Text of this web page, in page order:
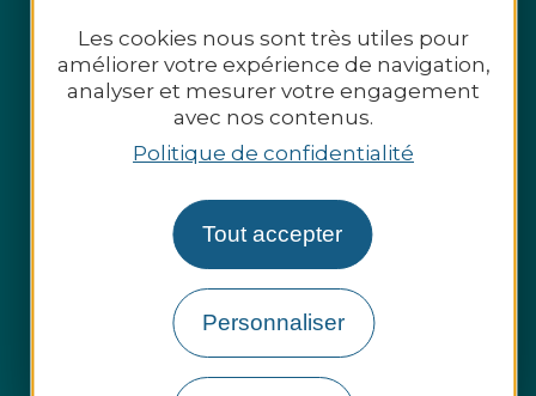
Les cookies nous sont très utiles pour
améliorer votre expérience de navigation,
analyser et mesurer votre engagement
avec nos contenus.
Politique de confidentialité
Tout accepter
Personnaliser
Espace presse
Espace pro
Groupes et entreprises